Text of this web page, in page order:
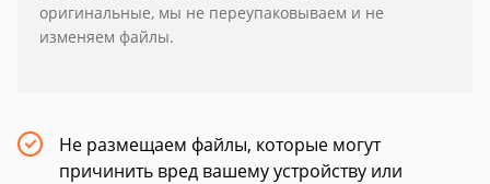
оригинальные, мы не переупаковываем и не
изменяем файлы.
Не размещаем файлы, которые могут
причинить вред вашему устройству или